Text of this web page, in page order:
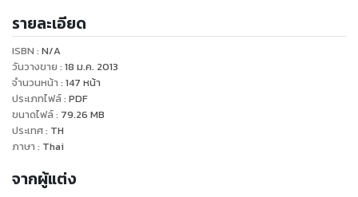
ในความจริงแล้ว ดินแดนแห่งนี้ยังคงมีอะไรให้ค้นหาอีกมากมาย ไม่
ว่าจะเป็นธรรมชาติที่อุดมสมบูรณ์ พื้นป่ากว้างใหญ่ไพศาล ไฮ
แลนด์ ดินแดนแห่งที่ราบสูง แหล่งท่องเที่ยวทางประวัติศาสตร์ที่
ทรงคุณค่า ปราสาทยุคกลางโดดเด่นบนเนินเขา ความลึกลับของ
ทะเลสาบที่ปกคลุมด้วยสายหมอกจาง ๆ แดดอุ่น ๆ และสายลม
รวยระริน ให้ใจได้พักผ่อน นอกจากนี้สก็อตแลนด์ยังมีแหล่งท่อง
เที่ยวสมัยใหม่ กิจกรรมการท่องเที่ยว แบบผจญภัย เทศกาล
แห่งประเทศเล็ก ๆ แห่งนี้ และยิ่งเพิ่มบรรยากาศแสนโรแมนติก
รายละเอียด
ISBN : N/A
วันวางขาย : 18 ม.ค. 2013
จำนวนหน้า : 147 หน้า
ประเภทไฟล์: PDF
ขนาดไฟล์: 79.26 MB
ประเทศ: TH
ภาษา : Thai
จากผู้แต่ง